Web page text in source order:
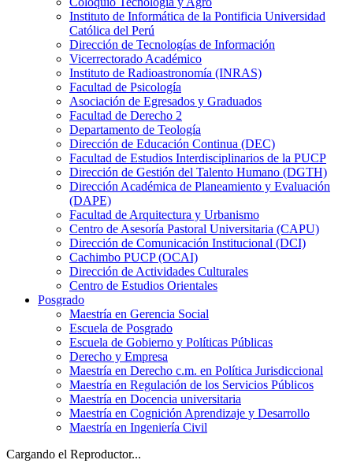
Instituto de Informática de la Pontificia Universidad
Católica del Perú
Dirección de Tecnologías de Información
Vicerrectorado Académico
Instituto de Radioastronomía (INRAS)
Facultad de Psicología
Asociación de Egresados y Graduados
Facultad de Derecho 2
Departamento de Teología
Dirección de Educación Continua (DEC)
Facultad de Estudios Interdisciplinarios de la PUCP
Dirección de Gestión del Talento Humano (DGTH)
Dirección Académica de Planeamiento y Evaluación
(DAPE)
Facultad de Arquitectura y Urbanismo
Centro de Asesoría Pastoral Universitaria (CAPU)
Dirección de Comunicación Institucional (DCI)
Cachimbo PUCP (OCAI)
Dirección de Actividades Culturales
Centro de Estudios Orientales
Posgrado
Maestría en Gerencia Social
Escuela de Posgrado
Escuela de Gobierno y Políticas Públicas
Derecho y Empresa
Maestría en Derecho c.m. en Política Jurisdiccional
Maestría en Regulación de los Servicios Públicos
Maestría en Docencia universitaria
Maestría en Cognición Aprendizaje y Desarrollo
Maestría en Ingeniería Civil
Cargando el Reproductor...